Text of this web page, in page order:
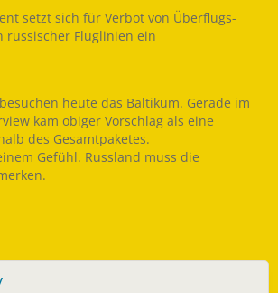
setzt sich für Verbot von Überflugs-
russischer Fluglinien ein
heute das Baltikum. Gerade im
kam obiger Vorschlag als eine
des Gesamtpaketes.
Gefühl. Russland muss die